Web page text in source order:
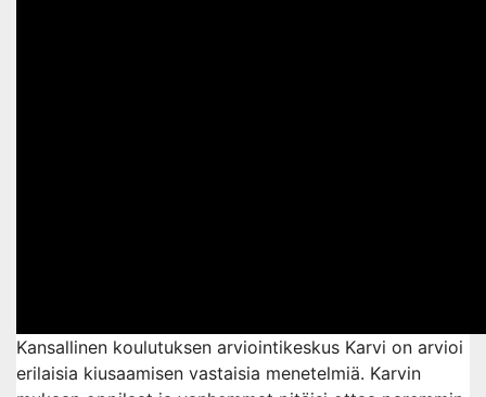
Kansallinen koulutuksen arviointikeskus Karvi on arvioi
erilaisia kiusaamisen vastaisia menetelmiä. Karvin